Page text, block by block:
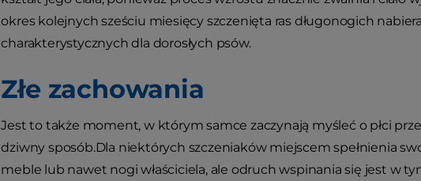
okres kolejnych sześciu miesięcy szczenięta ras długonogich
charakterystycznych dla dorosłych psów.
Złe zachowania
Jest to także moment, w którym samce zaczynają myśleć o płci
dziwny sposób.Dla niektórych szczeniaków miejscem spełnienia
meble lub nawet nogi właściciela, ale odruch wspinania się jest w